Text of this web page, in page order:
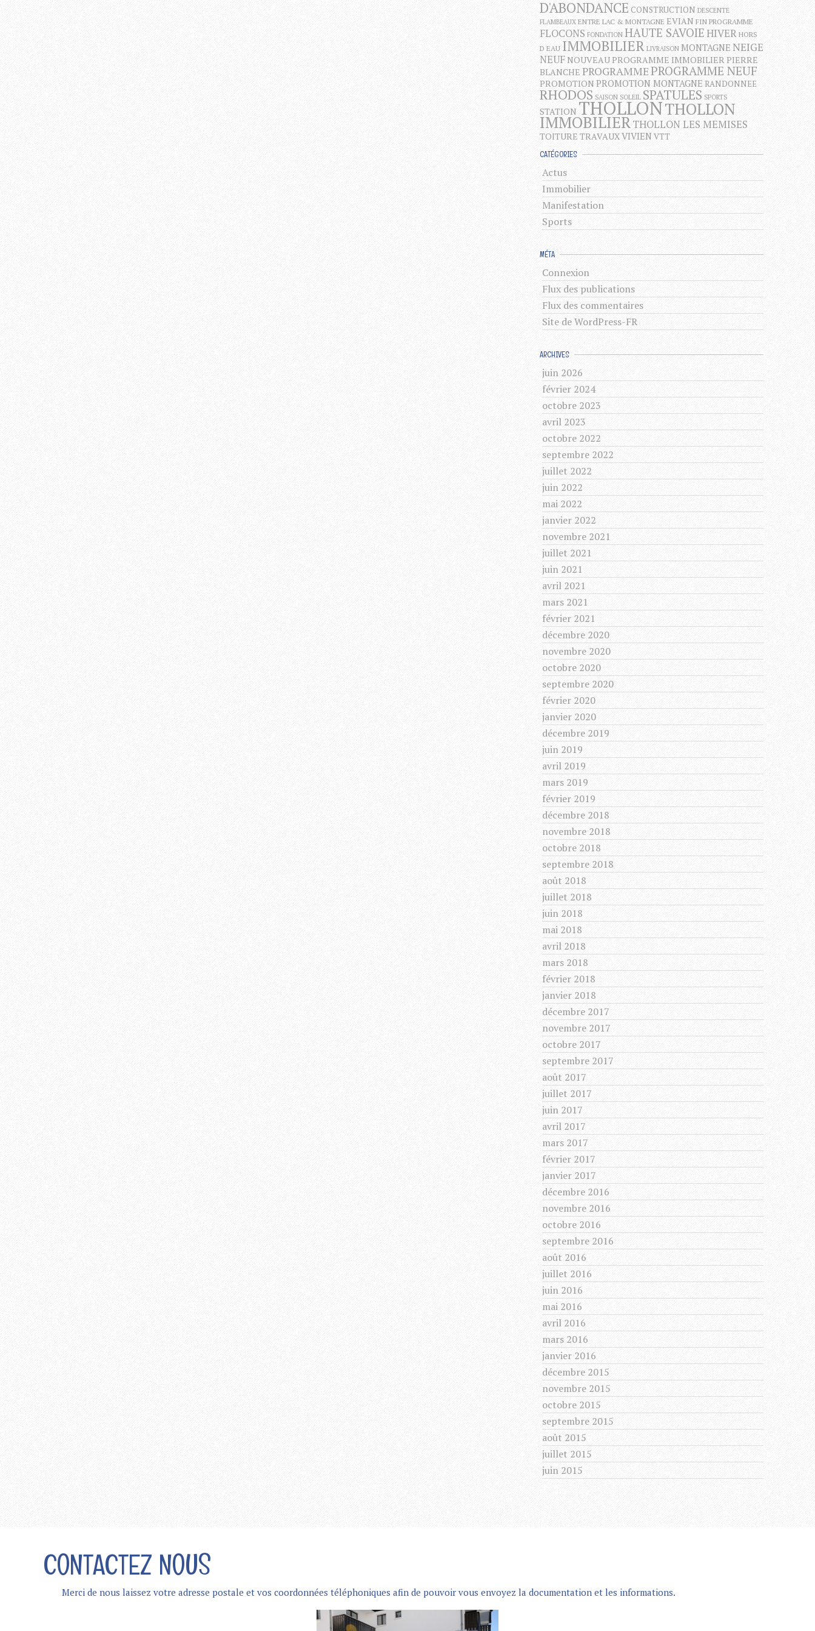
D'ABONDANCE CONSTRUCTION DESCENTE
FLAMBEAUX ENTRE LAC & MONTAGNE EVIAN FIN PROGRAMME
FLOCONS FONDATION HAUTE SAVOIE HIVER HORS
D EAU IMMOBILIER LIVRAISON MONTAGNE NEIGE
NEUF NOUVEAU PROGRAMME IMMOBILIERPIERRE
BLANCHE PROGRAMMEPROGRAMME NEUF
PROMOTION PROMOTION MONTAGNE RANDONNEE
RHODOS SAISON SOLEIL SPATULES SPORTS
STATION THOLLONTHOLLON
IMMOBILIERTHOLLON LES MEMISES
TOITURE TRAVAUXVIVIENVTT
CATÉGORIES
Actus
Immobilier
Manifestation
Sports
MÉTA
Connexion
Flux des publications
Flux des commentaires
Site de WordPress-FR
ARCHIVES
juin 2026
février 2024
octobre 2023
avril 2023
octobre 2022
septembre 2022
juillet 2022
juin 2022
mai 2022
janvier 2022
novembre 2021
juillet 2021
juin 2021
avril 2021
mars 2021
février 2021
décembre 2020
novembre 2020
octobre 2020
septembre 2020
février 2020
janvier 2020
décembre 2019
juin 2019
avril 2019
mars 2019
février 2019
décembre 2018
novembre 2018
octobre 2018
septembre 2018
août 2018
juillet 2018
juin 2018
mai 2018
avril 2018
mars 2018
février 2018
janvier 2018
décembre 2017
novembre 2017
octobre 2017
septembre 2017
août 2017
juillet 2017
juin 2017
avril 2017
mars 2017
février 2017
janvier 2017
décembre 2016
novembre 2016
octobre 2016
septembre 2016
août 2016
juillet 2016
juin 2016
mai 2016
avril 2016
mars 2016
janvier 2016
décembre 2015
novembre 2015
octobre 2015
septembre 2015
août 2015
juillet 2015
juin 2015
CONTACTEZ NOUS
Merci de nous laissez votre adresse postale et vos coordonnées téléphoniques afin de pouvoir vous envoyez la documentation et les informations.